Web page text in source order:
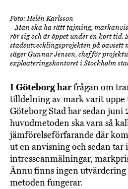
Foto: Helén Karlsson
– Man ska ha rätt tajming,
rör sig och är öppet under en kort tid.
stadsutvecklingsprojekten på
säger Gunnar Jensen, chef för
exploateringskontoret i Stockholm
I Göteborg harfrågan om
tilldelning av mark varit uppe
Göteborg Stad har sedan juni
huvudmetoden ska vara så
jämförelseförfarande där
ut en anvisning och sedan tar
intresseanmälningar,
Ännu finns ingen utvärdering
metoden fungerar.